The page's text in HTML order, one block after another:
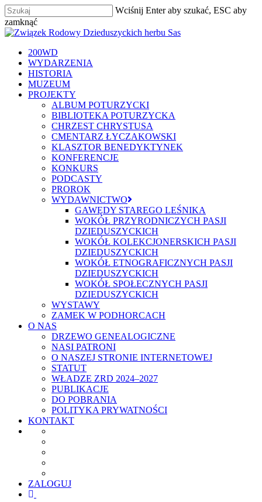
Skip
to
main
Wciśnij Enter aby szukać, ESC aby
zamknąć
Zamknij
szukaj
Menu
200WD
WYDARZENIA
HISTORIA
MUZEUM
PROJEKTY
ALBUM POTURZYCKI
BIBLIOTEKA POTURZYCKA
CHRZEST CHRYSTUSA
CMENTARZ ŁYCZAKOWSKI
KLASZTOR BENEDYKTYNEK
KONFERENCJE
KONKURS
PODCASTY
PROROK
WYDAWNICTWO
GAWĘDY STAREGO LEŚNIKA
WOKÓŁ PRZYRODNICZYCH PASJI
DZIEDUSZYCKICH
WOKÓŁ KOLEKCJONERSKICH PASJI
DZIEDUSZYCKICH
WOKÓŁ ETNOGRAFICZNYCH PASJI
DZIEDUSZYCKICH
WOKÓŁ SPOŁECZNYCH PASJI
DZIEDUSZYCKICH
WYSTAWY
ZAMEK W PODHORCACH
O NAS
DRZEWO GENEALOGICZNE
NASI PATRONI
O NASZEJ STRONIE INTERNETOWEJ
STATUT
WŁADZE ZRD 2024–2027
PUBLIKACJE
DO POBRANIA
POLITYKA PRYWATNOŚCI
KONTAKT
ZALOGUJ
facebook